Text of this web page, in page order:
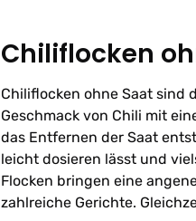
Chiliflocken
Chiliflocken ohne Saat sind
Geschmack von Chili mit
das Entfernen der Saat
leicht dosieren lässt und
Flocken bringen eine
zahlreiche Gerichte.